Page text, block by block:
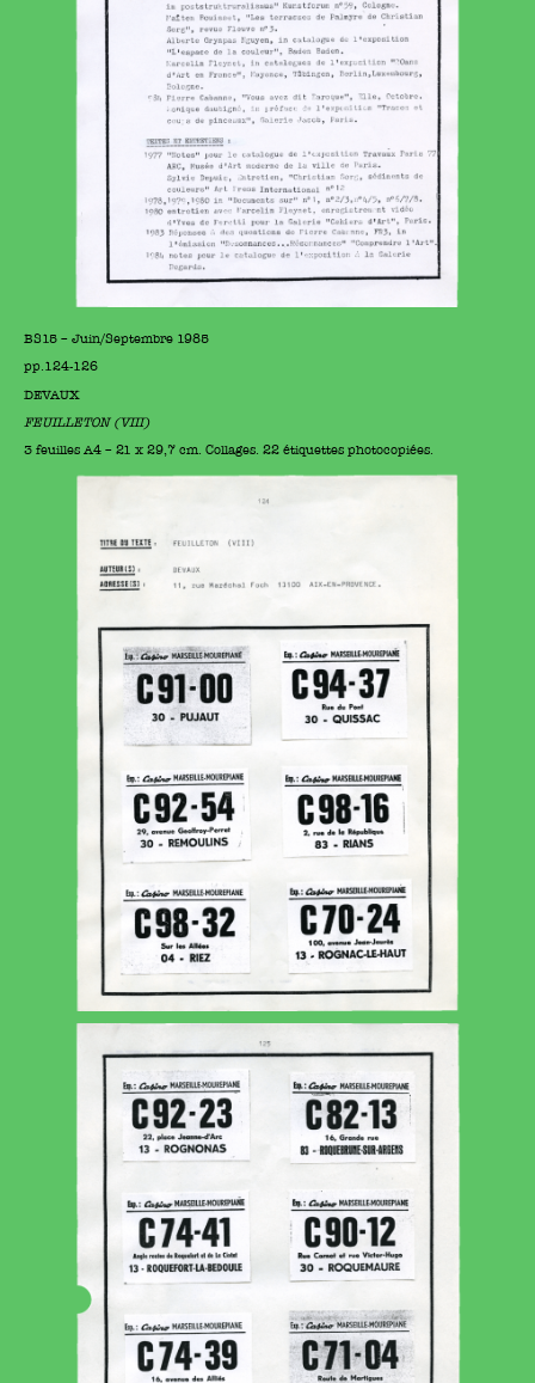
BS15 – Juin/Septembre 1985
pp.124-126
DEVAUX
FEUILLETON (VIII)
3 feuilles A4 – 21 x 29,7 cm. Collages. 22 étiquettes photocopiées.